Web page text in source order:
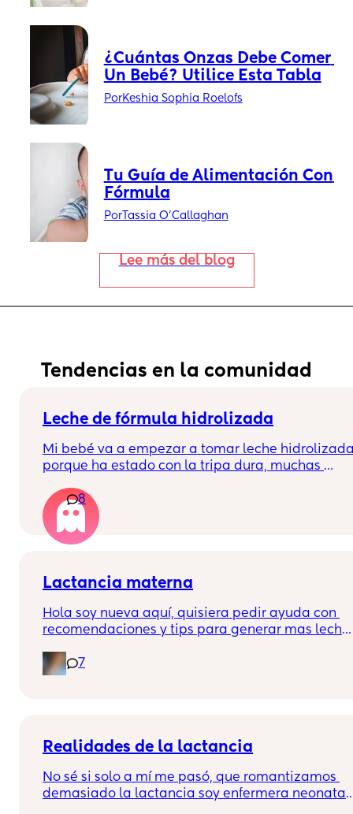
¿Cuántas Onzas Debe Comer
Un Bebé? Utilice Esta Tabla
PorKeshia Sophia Roelofs
Tu Guía de Alimentación Con
Fórmula
PorTassia O'Callaghan
Lee más del blog
Tendencias en la comunidad
Leche de fórmula hidrolizada
Mi bebé va a empezar a tomar leche
porque ha estado con la tripa dura, muchas
Quisiera saber si alguna le da esta leche a su
bebé y me puedan contar cómo les ha ido.
Gracias!! 🙏🏼
8
Lactancia materna
Hola soy nueva aquí, quisiera pedir ayuda con
recomendaciones y tips para generar mas leche
tenido que complementarle con fórmula ya que
7
Realidades de la lactancia
No sé si solo a mí me pasó, que romantizamos
demasiado la lactancia soy enfermera neonatal